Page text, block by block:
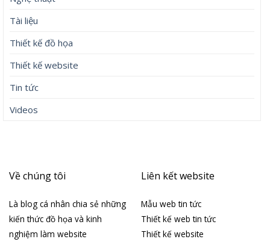
Tài liệu
Thiết kế đồ họa
Thiết kế website
Tin tức
Videos
Về chúng tôi
Là blog cá nhân chia sẻ những
kiến thức đồ họa và kinh
nghiệm làm website
Liên kết website
Mẫu web tin tức
Thiết kế web tin tức
Thiết kế website